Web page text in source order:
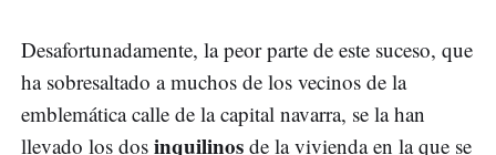
Desafortunadamente, la peor parte de este suceso, que
ha sobresaltado a muchos de los vecinos de la
emblemática calle de la capital navarra, se la han
llevado los dos inquilinos de la vivienda en la que se